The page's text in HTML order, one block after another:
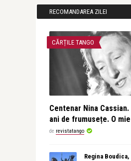
RECOMANDAREA ZILEI
CĂRȚILE TANGO
Centenar Nina Cassian.
ani de frumusețe. O
de revistatango
Regina